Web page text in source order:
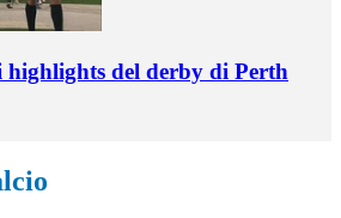
del derby di Perth